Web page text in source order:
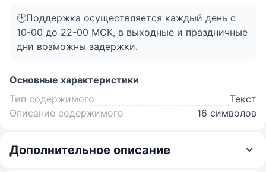
🕑Поддержка осуществляется каждый день с
10-00 до 22-00 МСК, в выходные и праздничные
дни возможны задержки.
Основные характеристики
Тип содержимого
Текст
Описание содержимого
16 символов
Дополнительное описание